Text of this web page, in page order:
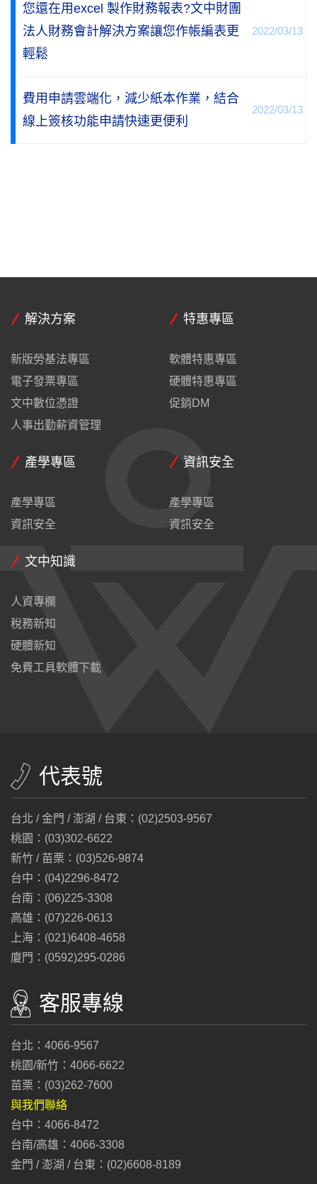
您還在用excel 製作財務報表?文中財團
法人財務會計解決方案讓您作帳編表更
輕鬆
2022/03/13
費用申請雲端化，減少紙本作業，結合
線上簽核功能申請快速更便利
2022/03/13
解決方案
新版勞基法專區
電子發票專區
文中數位憑證
人事出勤薪資管理
特惠專區
軟體特惠專區
硬體特惠專區
促銷DM
產學專區
產學專區
資訊安全
資訊安全
產學專區
資訊安全
文中知識
人資專欄
稅務新知
硬體新知
免費工具軟體下載
代表號
台北 / 金門 / 澎湖 / 台東：(02)2503-9567
桃園：(03)302-6622
新竹 / 苗栗：(03)526-9874
台中：(04)2296-8472
台南：(06)225-3308
高雄：(07)226-0613
上海：(021)6408-4658
廈門：(0592)295-0286
客服專線
台北：4066-9567
桃園/新竹：4066-6622
苗栗：(03)262-7600
與我們聯絡
台中：4066-8472
台南/高雄：4066-3308
金門 / 澎湖 / 台東：(02)6608-8189